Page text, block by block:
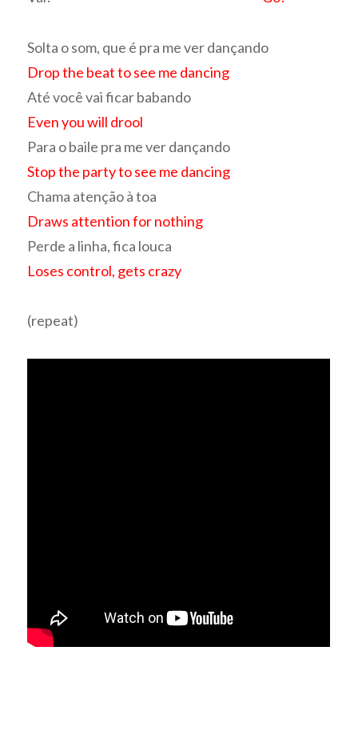
Solta o som, que é pra me ver dançando
Drop the beat to see me dancing
Até você vai ficar babando
Even you will drool
Para o baile pra me ver dançando
Stop the party to see me dancing
Chama atenção à toa
Draws attention for nothing
Perde a linha, fica louca
Loses control, gets crazy
(repeat)